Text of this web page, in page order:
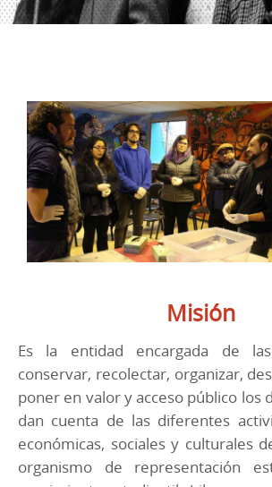
Misión
Es la entidad encargada de
conservar, recolectar, organizar,
poner en valor y acceso público los
dan cuenta de las diferentes
económicas, sociales y culturales
organismo de representación